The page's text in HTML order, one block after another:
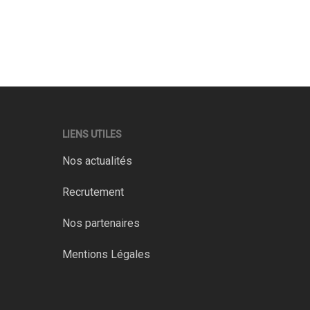
LIENS UTILES
Nos actualités
Recrutement
Nos partenaires
Mentions Légales